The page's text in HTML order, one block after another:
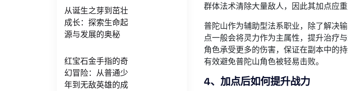
从诞生之芽到茁壮
成长：探索生命起
源与发展的奥秘
红宝石金手指的奇
幻冒险：从普通少
年到无敌英雄的成
群体法术清除大量敌人，因此其加点应
普陀山作为辅助型法系职业，除了解决
点一般会将灵力作为主属性，提升治疗
角色承受更多的伤害，保证在副本中的
有效避免普陀山角色被轻易击败。
4、加点后如何提升战力